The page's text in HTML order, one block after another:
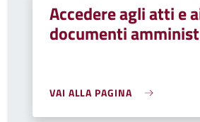
Accedere agli atti e
documenti
VAI ALLA PAGINA